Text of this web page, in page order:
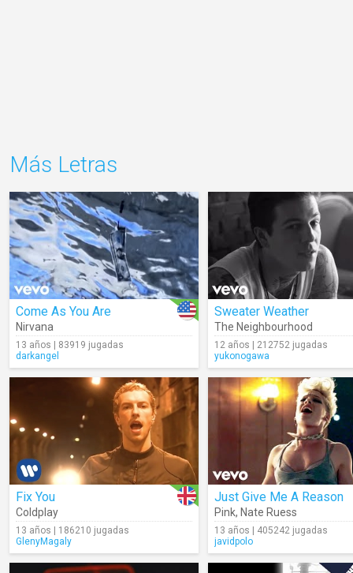
Más Letras
Come As You Are
Nirvana
13 años | 83919 jugadas
darkangel
Sweater Weather
The Neighbourhood
12 años | 212752 jugadas
yukonogawa
Fix You
Coldplay
13 años | 186210 jugadas
GlenyMagaly
Just Give Me A Reason
Pink, Nate Ruess
13 años | 405242 jugadas
javidpolo